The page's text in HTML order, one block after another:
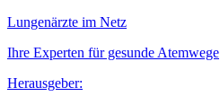
Lungenärzte im Netz
Ihre Experten für gesunde Atemwege
Herausgeber: